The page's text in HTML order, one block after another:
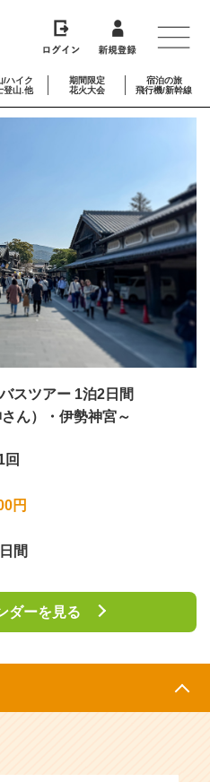
/ハイク
登山.他
期間限定
花火大会
宿泊の旅
飛行機/新幹線
スツアー 1泊2日間
ん）・伊勢神宮～
回
円
間
ダーを見る